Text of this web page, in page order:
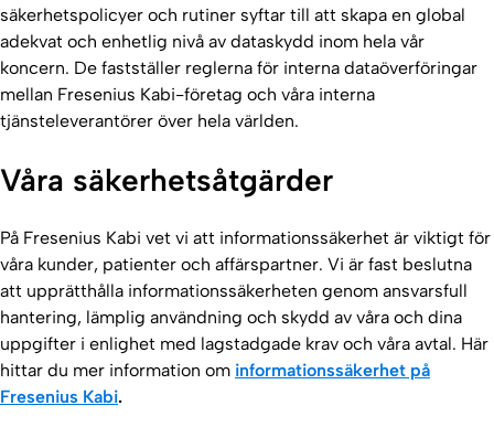
säkerhetspolicyer och rutiner syftar till att skapa en global
adekvat och enhetlig nivå av dataskydd inom hela vår
koncern. De fastställer reglerna för interna dataöverföringar
mellan Fresenius Kabi-företag och våra interna
tjänsteleverantörer över hela världen.
Våra säkerhetsåtgärder
På Fresenius Kabi vet vi att informationssäkerhet är viktigt för
våra kunder, patienter och affärspartner. Vi är fast beslutna
att upprätthålla informationssäkerheten genom ansvarsfull
hantering, lämplig användning och skydd av våra och dina
uppgifter i enlighet med lagstadgade krav och våra avtal. Här
hittar du mer information om informationssäkerhet på
Fresenius Kabi.